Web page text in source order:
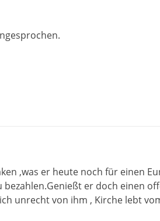
,was er heute noch für einen
er doch einen
unrecht von ihm , Kirche lebt